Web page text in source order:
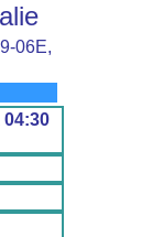
06E,
04:30